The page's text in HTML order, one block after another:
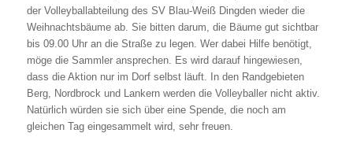
der Volleyballabteilung des SV Blau-Weiß Dingden wieder die
Weihnachtsbäume ab. Sie bitten darum, die Bäume gut sichtbar
bis 09.00 Uhr an die Straße zu legen. Wer dabei Hilfe benötigt,
möge die Sammler ansprechen. Es wird darauf hingewiesen,
dass die Aktion nur im Dorf selbst läuft. In den Randgebieten
Berg, Nordbrock und Lankern werden die Volleyballer nicht aktiv.
Natürlich würden sie sich über eine Spende, die noch am
gleichen Tag eingesammelt wird, sehr freuen.